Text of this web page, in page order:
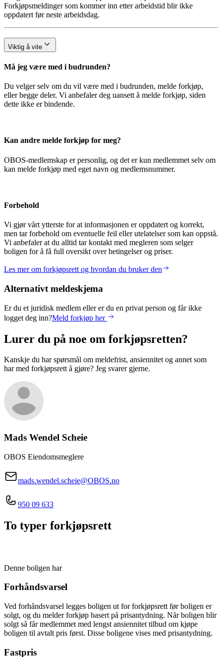
Forkjøpsmeldinger som kommer inn etter arbeidstid blir ikke
oppdatert før neste arbeidsdag.
Viktig å vite
Må jeg være med i budrunden?
Du velger selv om du vil være med i budrunden, melde forkjøp,
eller begge deler. Vi anbefaler deg uansett å melde forkjøp, siden
dette ikke er bindende.
Kan andre melde forkjøp for meg?
OBOS-medlemskap er personlig, og det er kun medlemmet selv om
kan melde forkjøp med eget navn og medlemsnummer.
Forbehold
Vi gjør vårt ytterste for at informasjonen er oppdatert og korrekt,
men tar forbehold om eventuelle feil eller utelatelser som kan oppstå.
Vi anbefaler at du alltid tar kontakt med megleren som selger
boligen for å få full oversikt over betingelser og priser.
Les mer om forkjøpsrett og hvordan du bruker den
Alternativt meldeskjema
Er du et juridisk medlem eller er du en privat person og får ikke
logget deg inn?Meld forkjøp her
Lurer du på noe om forkjøpsretten?
Kanskje du har spørsmål om meldefrist, ansiennitet og annet som
har med forkjøpsrett å gjøre? Jeg svarer gjerne.
Mads Wendel Scheie
OBOS Eiendomsmeglere
mads.wendel.scheie@OBOS.no
950 09 633
To typer forkjøpsrett
Denne boligen har
Forhåndsvarsel
Ved forhåndsvarsel legges boligen ut for forkjøpsrett før boligen er
solgt, og du melder forkjøp basert på prisantydning. Når boligen blir
solgt så får medlemmet med lengst ansiennitet tilbud om kjøpe
boligen til avtalt pris først. Disse boligene vises med prisantydning.
Fastpris